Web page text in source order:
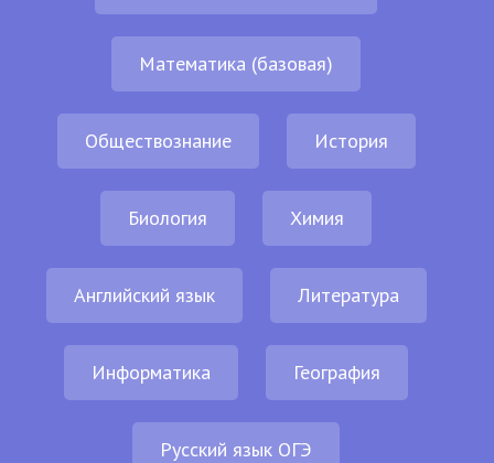
Математика (базовая)
Обществознание История
Биология Химия
Английский язык Литература
Информатика География
Русский язык ОГЭ